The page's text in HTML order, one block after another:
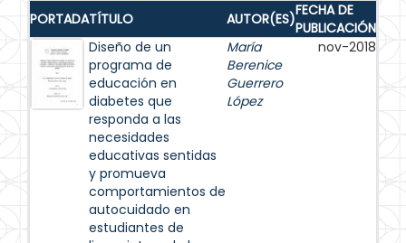
PORTADATÍTULO AUTOR(ES)FECHA DE
PUBLICACIÓN
Diseño de un
programa de
educación en
diabetes que
responda a las
necesidades
educativas sentidas
y promueva
comportamientos de
autocuidado en
estudiantes de
María
Berenice
Guerrero
López
nov-2018